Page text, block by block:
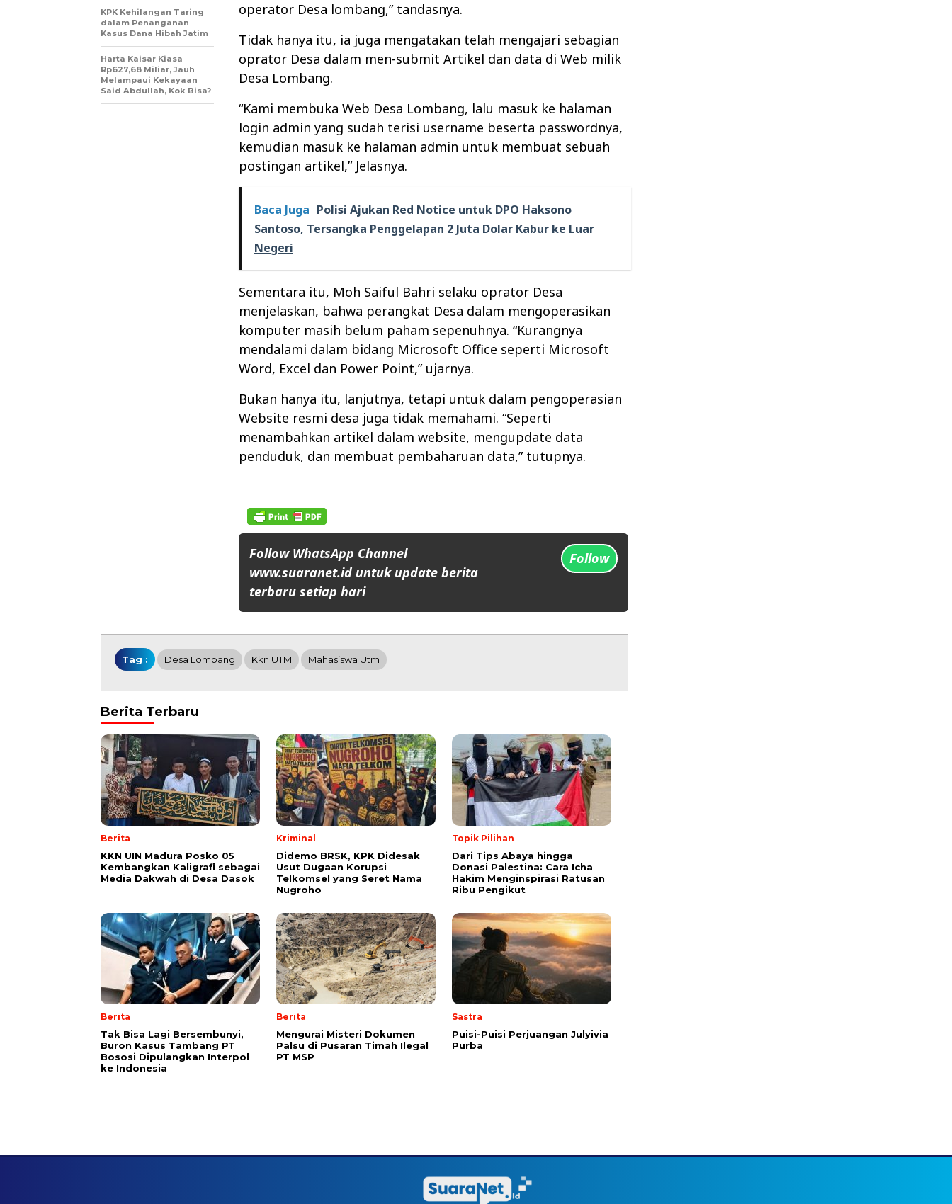
operator Desa lombang,” tandasnya.
Tidak hanya itu, ia juga mengatakan telah mengajari sebagian
oprator Desa dalam men-submit Artikel dan data di Web milik
Desa Lombang.
“Kami membuka Web Desa Lombang, lalu masuk ke halaman
login admin yang sudah terisi username beserta passwordnya,
kemudian masuk ke halaman admin untuk membuat sebuah
postingan artikel,” Jelasnya.
Baca Juga Polisi Ajukan Red Notice untuk DPO Haksono
Santoso, Tersangka Penggelapan 2 Juta Dolar Kabur ke Luar
Negeri
Sementara itu, Moh Saiful Bahri selaku oprator Desa
menjelaskan, bahwa perangkat Desa dalam mengoperasikan
komputer masih belum paham sepenuhnya. “Kurangnya
mendalami dalam bidang Microsoft Office seperti Microsoft
Word, Excel dan Power Point,” ujarnya.
Bukan hanya itu, lanjutnya, tetapi untuk dalam pengoperasian
Website resmi desa juga tidak memahami. “Seperti
menambahkan artikel dalam website, mengupdate data
penduduk, dan membuat pembaharuan data,” tutupnya.
Follow WhatsApp Channel
www.suaranet.id untuk update berita
terbaru setiap hari
Follow
KPK Kehilangan Taring
dalam Penanganan
Kasus Dana Hibah Jatim
Harta Kaisar Kiasa
Rp627,68 Miliar, Jauh
Melampaui Kekayaan
Said Abdullah, Kok Bisa?
Tag : Desa Lombang Kkn UTM Mahasiswa Utm
Berita Terbaru
Berita
KKN UIN Madura Posko 05
Kembangkan Kaligrafi sebagai
Media Dakwah di Desa Dasok
Kriminal
Didemo BRSK, KPK Didesak
Usut Dugaan Korupsi
Telkomsel yang Seret Nama
Nugroho
Topik Pilihan
Dari Tips Abaya hingga
Donasi Palestina: Cara Icha
Hakim Menginspirasi Ratusan
Ribu Pengikut
Berita
Tak Bisa Lagi Bersembunyi,
Buron Kasus Tambang PT
Bososi Dipulangkan Interpol
ke Indonesia
Berita
Mengurai Misteri Dokumen
Palsu di Pusaran Timah Ilegal
PT MSP
Sastra
Puisi-Puisi Perjuangan Julyivia
Purba